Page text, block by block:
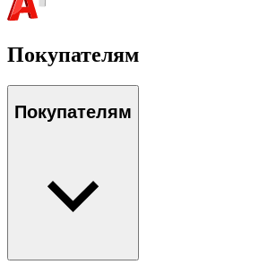
Покупателям
Покупателям